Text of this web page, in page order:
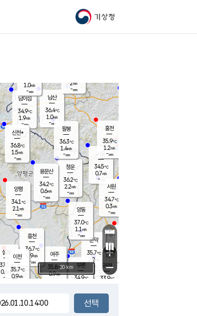
기상청
문막
35.7℃
2.0m/s
mm
남이섬
34.9℃
1.9m/s
-mm
부론
34.9℃
남산
36.4℃
1.0m/s
-mm
청운
36.2℃
2.2m/s
-mm
팔봉
36.3℃
1.4m/s
-mm
여주
35.8℃
0.9m/s
양동
37.0℃
1.1m/s
-mm
장호원
1.0m/s
-mm
신천*
36.8℃
1.5m/s
-mm
흥천
36.7℃
0.9m/s
-mm
설봉
37.1
0.8 m/s
- mm
시동
34.5℃
0.7m/s
- mm
귀래
33.9℃
서원
34.7℃
0.3m/s
-mm
용문산
34.2℃
0.6m/s
-mm
홍천
35.9℃
1.2m/s
-mm
이천
35.7℃
0.9m/s
양평
34.1℃
2.1 m/s
-mm
2m/s
-mm
+
−
20 km